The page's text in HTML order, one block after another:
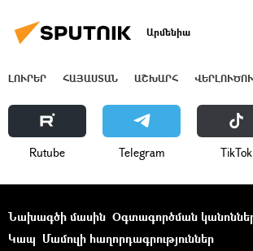
Արմենիա
ԼՈՒՐԵՐ ՀԱՅԱՍՏԱՆ ԱՇԽԱՐՀ
Rutube Telegram ТikТоk
Նախագծի մասին Օգտագործման
Կապ Մամուլի հաղորդագրություններ